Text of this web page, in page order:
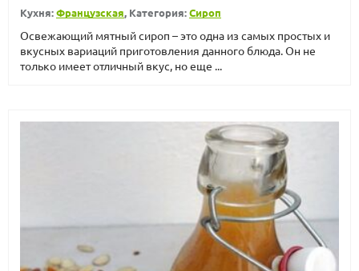
Кухня:Французская, Категория:Сироп
Освежающий мятный сироп – это одна из самых простых и
вкусных вариаций приготовления данного блюда. Он не
только имеет отличный вкус, но еще ...